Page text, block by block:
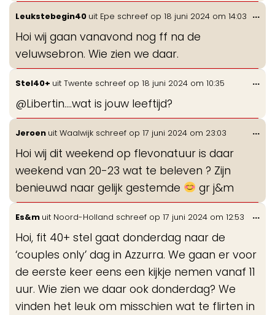
Leukstebegin40 uit Epe schreef op 18 juni 2024 om 14:03
Hoi wij gaan vanavond nog ff na de
veluwsebron. Wie zien we daar.
...
Stel40+ uit Twente schreef op 18 juni 2024 om 10:35
@Libertin....wat is jouw leeftijd?
...
Jeroen uit Waalwijk schreef op 17 juni 2024 om 23:03
Hoi wij dit weekend op flevonatuur is daar
weekend van 20-23 wat te beleven ? Zijn
benieuwd naar gelijk gestemde
gr j&m
...
Es&m uit Noord-Holland schreef op 17 juni 2024 om 12:53
Hoi, fit 40+ stel gaat donderdag naar de
‘couples only’ dag in Azzurra. We gaan er voor
de eerste keer eens een kijkje nemen vanaf 11
uur. Wie zien we daar ook donderdag? We
vinden het leuk om misschien wat te flirten in
...